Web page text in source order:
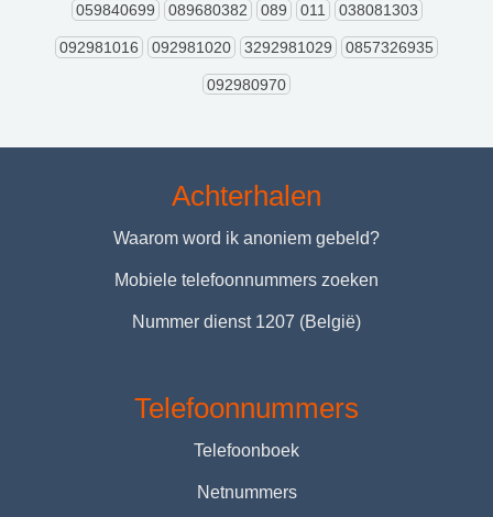
059840699 089680382 089 011 038081303
092981016 092981020 3292981029 0857326935
092980970
Achterhalen
Waarom word ik anoniem gebeld?
Mobiele telefoonnummers zoeken
Nummer dienst 1207 (België)
Telefoonnummers
Telefoonboek
Netnummers